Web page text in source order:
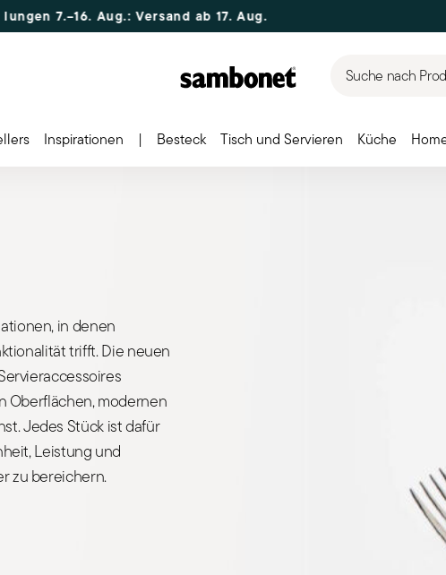
Versand ab 17. Aug.
Suche nach
Inspirationen | Besteck Tisch und Servieren Küche
in denen
trifft. Die neuen
Oberflächen, modernen
Jedes Stück ist dafür
Leistung und
zu bereichern.